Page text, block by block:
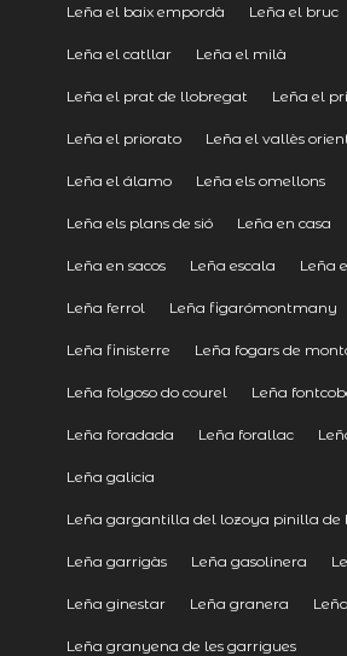
Leña el baix empordà Leña el bruc
Leña el catllar Leña el milà
Leña el prat de llobregat Leña el
Leña el priorato Leña el vallès
Leña el álamo Leña els omellons
Leña els plans de sió Leña en casa
Leña en sacos Leña escala Leña
Leña ferrol Leña figarómontmany
Leña finisterre Leña fogars de
Leña folgoso do courel Leña
Leña foradada Leña forallac
Leña galicia
Leña gargantilla del lozoya pinilla de
Leña garrigàs Leña gasolinera
Leña ginestar Leña granera
Leña granyena de les garrigues